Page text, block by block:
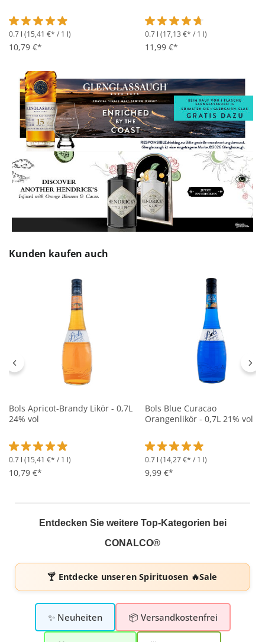
Durchschnittliche Bewertung von 4.9 von 5 Sternen
0.7 l (15,41 €* / 1 l)
10,79 €*
Durchschnittliche
0.7 l (17,13 €* / 1 l)
11,99 €*
Produktgalerie überspringen
Kunden kaufen auch
Bols Apricot-Brandy Likör - 0,7L
24% vol
Durchschnittliche Bewertung von 4.9 von 5 Sternen
0.7 l (15,41 €* / 1 l)
10,79 €*
Bols Blue Curacao
Orangenlikör - 0,7L 21% vol
Durchschnittliche
0.7 l (14,27 €* / 1 l)
9,99 €*
Entdecken Sie weitere Top-Kategorien bei
CONALCO®
🍸 Entdecke unserenSpirituosen 🔥Sale
✨ Neuheiten 📦 Versandkostenfrei